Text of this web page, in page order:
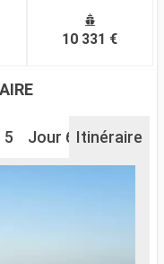
10 331 €
5 Jour 6 Jour 8
Itinéraire